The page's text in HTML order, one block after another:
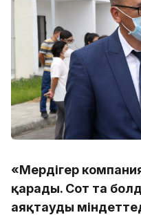
«Мердігер
қарады. Сот та
аяқтауды